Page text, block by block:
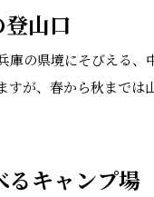
山口
庫の県境にそびえる
が、春から秋までは
るキャンプ場